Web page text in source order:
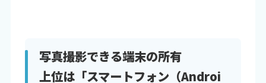
写真撮影できる端末の所有
上位は「スマートフォン（Androi